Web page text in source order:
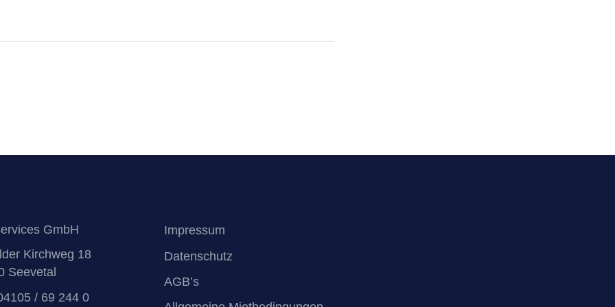
GmbH
Kirchweg 18
Seevetal
/ 69 244 0
Impressum
Datenschutz
AGB’s